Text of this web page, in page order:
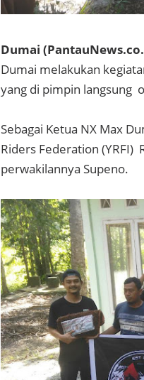
Dumai
Dumai melakukan
yang di pimpin langsung
Sebagai Ketua NX Max
Riders Federation (YRFI)
perwakilannya Supeno.